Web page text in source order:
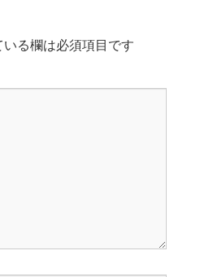
いる欄は必須項目です